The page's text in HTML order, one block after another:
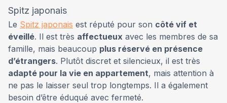
Spitz japonais
Le Spitz japonais est réputé pour son côté vif et
éveillé. Il est très affectueux avec les membres de sa
famille, mais beaucoup plus réservé en présence
d’étrangers. Plutôt discret et silencieux, il est très
adapté pour la vie en appartement, mais attention à
ne pas le laisser seul trop longtemps. Il a également
besoin d’être éduqué avec fermeté.